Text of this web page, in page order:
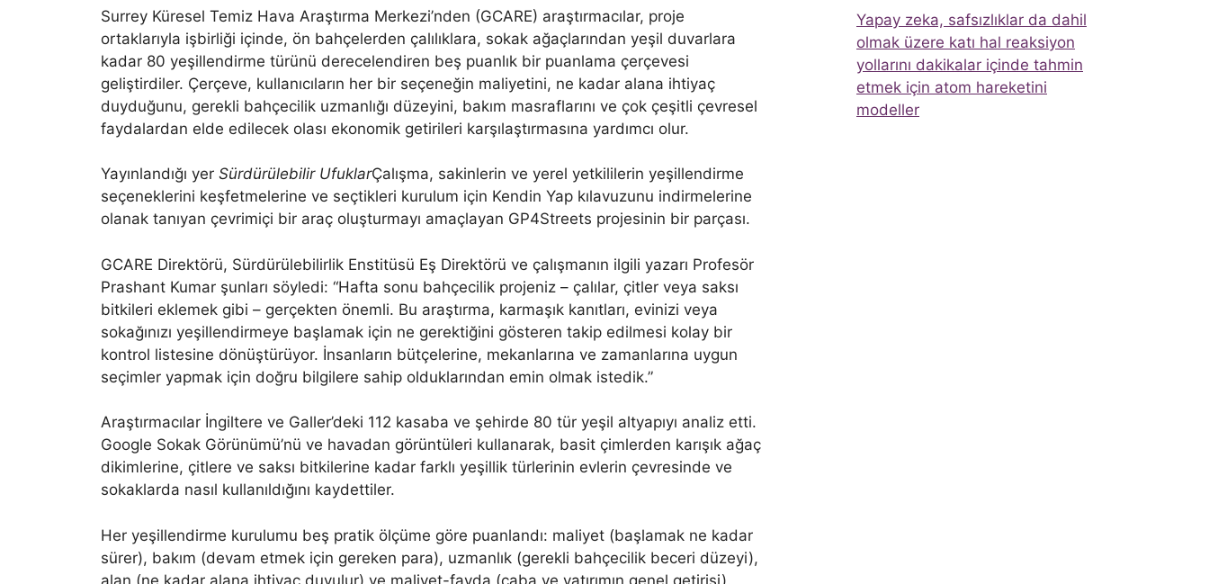
Surrey Küresel Temiz Hava Araştırma Merkezi’nden (GCARE) araştırmacılar, proje
ortaklarıyla işbirliği içinde, ön bahçelerden çalılıklara, sokak ağaçlarından yeşil duvarlara
kadar 80 yeşillendirme türünü derecelendiren beş puanlık bir puanlama çerçevesi
geliştirdiler. Çerçeve, kullanıcıların her bir seçeneğin maliyetini, ne kadar alana ihtiyaç
duyduğunu, gerekli bahçecilik uzmanlığı düzeyini, bakım masraflarını ve çok çeşitli çevresel
faydalardan elde edilecek olası ekonomik getirileri karşılaştırmasına yardımcı olur.
Yayınlandığı yer Sürdürülebilir UfuklarÇalışma, sakinlerin ve yerel yetkililerin yeşillendirme
seçeneklerini keşfetmelerine ve seçtikleri kurulum için Kendin Yap kılavuzunu indirmelerine
olanak tanıyan çevrimiçi bir araç oluşturmayı amaçlayan GP4Streets projesinin bir parçası.
GCARE Direktörü, Sürdürülebilirlik Enstitüsü Eş Direktörü ve çalışmanın ilgili yazarı Profesör
Prashant Kumar şunları söyledi: “Hafta sonu bahçecilik projeniz – çalılar, çitler veya saksı
bitkileri eklemek gibi – gerçekten önemli. Bu araştırma, karmaşık kanıtları, evinizi veya
sokağınızı yeşillendirmeye başlamak için ne gerektiğini gösteren takip edilmesi kolay bir
kontrol listesine dönüştürüyor. İnsanların bütçelerine, mekanlarına ve zamanlarına uygun
seçimler yapmak için doğru bilgilere sahip olduklarından emin olmak istedik.”
Araştırmacılar İngiltere ve Galler’deki 112 kasaba ve şehirde 80 tür yeşil altyapıyı analiz etti.
Google Sokak Görünümü’nü ve havadan görüntüleri kullanarak, basit çimlerden karışık ağaç
dikimlerine, çitlere ve saksı bitkilerine kadar farklı yeşillik türlerinin evlerin çevresinde ve
sokaklarda nasıl kullanıldığını kaydettiler.
Her yeşillendirme kurulumu beş pratik ölçüme göre puanlandı: maliyet (başlamak ne kadar
sürer), bakım (devam etmek için gereken para), uzmanlık (gerekli bahçecilik beceri düzeyi),
alan (ne kadar alana ihtiyaç duyulur) ve maliyet-fayda (çaba ve yatırımın genel getirisi).
Yapay zeka, safsızlıklar da dahil
olmak üzere katı hal reaksiyon
yollarını dakikalar içinde tahmin
etmek için atom hareketini
modeller